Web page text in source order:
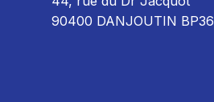
90400 DANJOUTIN BP36